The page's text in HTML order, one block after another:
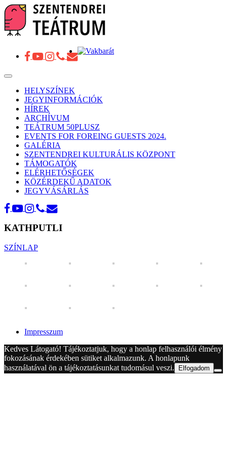
Toggle
navigationHELYSZÍNEK
JEGYINFORMÁCIÓK
HÍREK
ARCHÍVUM
TEÁTRUM 50PLUSZ
EVENTS FOR FOREING GUESTS 2024.
GALÉRIA
SZENTENDREI KULTURÁLIS KÖZPONT
TÁMOGATÓK
ELÉRHETŐSÉGEK
KÖZÉRDEKŰ ADATOK
JEGYVÁSÁRLÁS
KATHPUTLI
SZÍNLAP
Impresszum
Kedves Látogató! Tájékoztatjuk, hogy a honlap felhasználói élmény
fokozásának érdekében sütiket alkalmazunk. A honlapunk
használatával ön a tájékoztatásunkat tudomásul veszi.
Elfogadom